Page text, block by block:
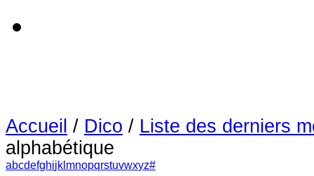
Accueil / Dico / Liste des derniers
alphabétique
abcdefghijk mnopqrstuvwxyz#